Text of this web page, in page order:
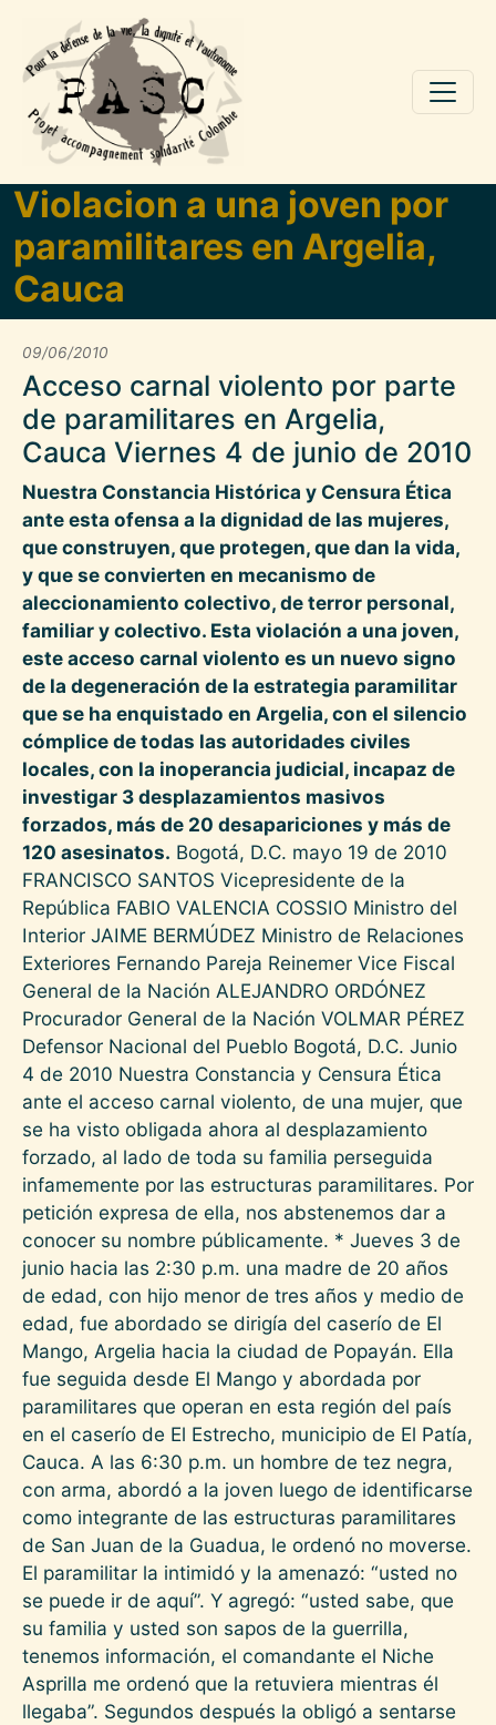
Aller au contenu principal
Violacion a una joven por
paramilitares en Argelia,
Cauca
09/06/2010
Acceso carnal violento por parte
de paramilitares en Argelia,
Cauca Viernes 4 de junio de 2010
Nuestra Constancia Histórica y Censura Ética
ante esta ofensa a la dignidad de las mujeres,
que construyen, que protegen, que dan la vida,
y que se convierten en mecanismo de
aleccionamiento colectivo, de terror personal,
familiar y colectivo. Esta violación a una joven,
este acceso carnal violento es un nuevo signo
de la degeneración de la estrategia paramilitar
que se ha enquistado en Argelia, con el silencio
cómplice de todas las autoridades civiles
locales, con la inoperancia judicial, incapaz de
investigar 3 desplazamientos masivos
forzados, más de 20 desapariciones y más de
120 asesinatos. Bogotá, D.C. mayo 19 de 2010
FRANCISCO SANTOS Vicepresidente de la
República FABIO VALENCIA COSSIO Ministro del
Interior JAIME BERMÚDEZ Ministro de Relaciones
Exteriores Fernando Pareja Reinemer Vice Fiscal
General de la Nación ALEJANDRO ORDÓNEZ
Procurador General de la Nación VOLMAR PÉREZ
Defensor Nacional del Pueblo Bogotá, D.C. Junio
4 de 2010 Nuestra Constancia y Censura Ética
ante el acceso carnal violento, de una mujer, que
se ha visto obligada ahora al desplazamiento
forzado, al lado de toda su familia perseguida
infamemente por las estructuras paramilitares. Por
petición expresa de ella, nos abstenemos dar a
conocer su nombre públicamente. * Jueves 3 de
junio hacia las 2:30 p.m. una madre de 20 años
de edad, con hijo menor de tres años y medio de
edad, fue abordado se dirigía del caserío de El
Mango, Argelia hacia la ciudad de Popayán. Ella
fue seguida desde El Mango y abordada por
paramilitares que operan en esta región del país
en el caserío de El Estrecho, municipio de El Patía,
Cauca. A las 6:30 p.m. un hombre de tez negra,
con arma, abordó a la joven luego de identificarse
como integrante de las estructuras paramilitares
de San Juan de la Guadua, le ordenó no moverse.
El paramilitar la intimidó y la amenazó: “usted no
se puede ir de aquí”. Y agregó: “usted sabe, que
su familia y usted son sapos de la guerrilla,
tenemos información, el comandante el Niche
Asprilla me ordenó que la retuviera mientras él
llegaba”. Segundos después la obligó a sentarse